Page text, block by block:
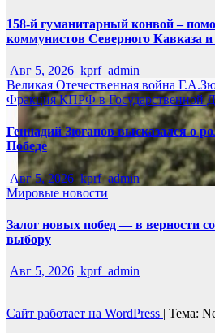
158-й гуманитарный конвой –
коммунистов Северного Кавказа
Авг 5, 2026 kprf_admin
Великая Отечественная война
Фракция КПРФ в Государственной
Геннадий Зюганов высказался о
Победе
Авг 5, 2026 kprf_admin
Мировые новости
Залог новых побед — в верности
выбору
Авг 5, 2026 kprf_admin
Сайт работает на WordPress | Тема: